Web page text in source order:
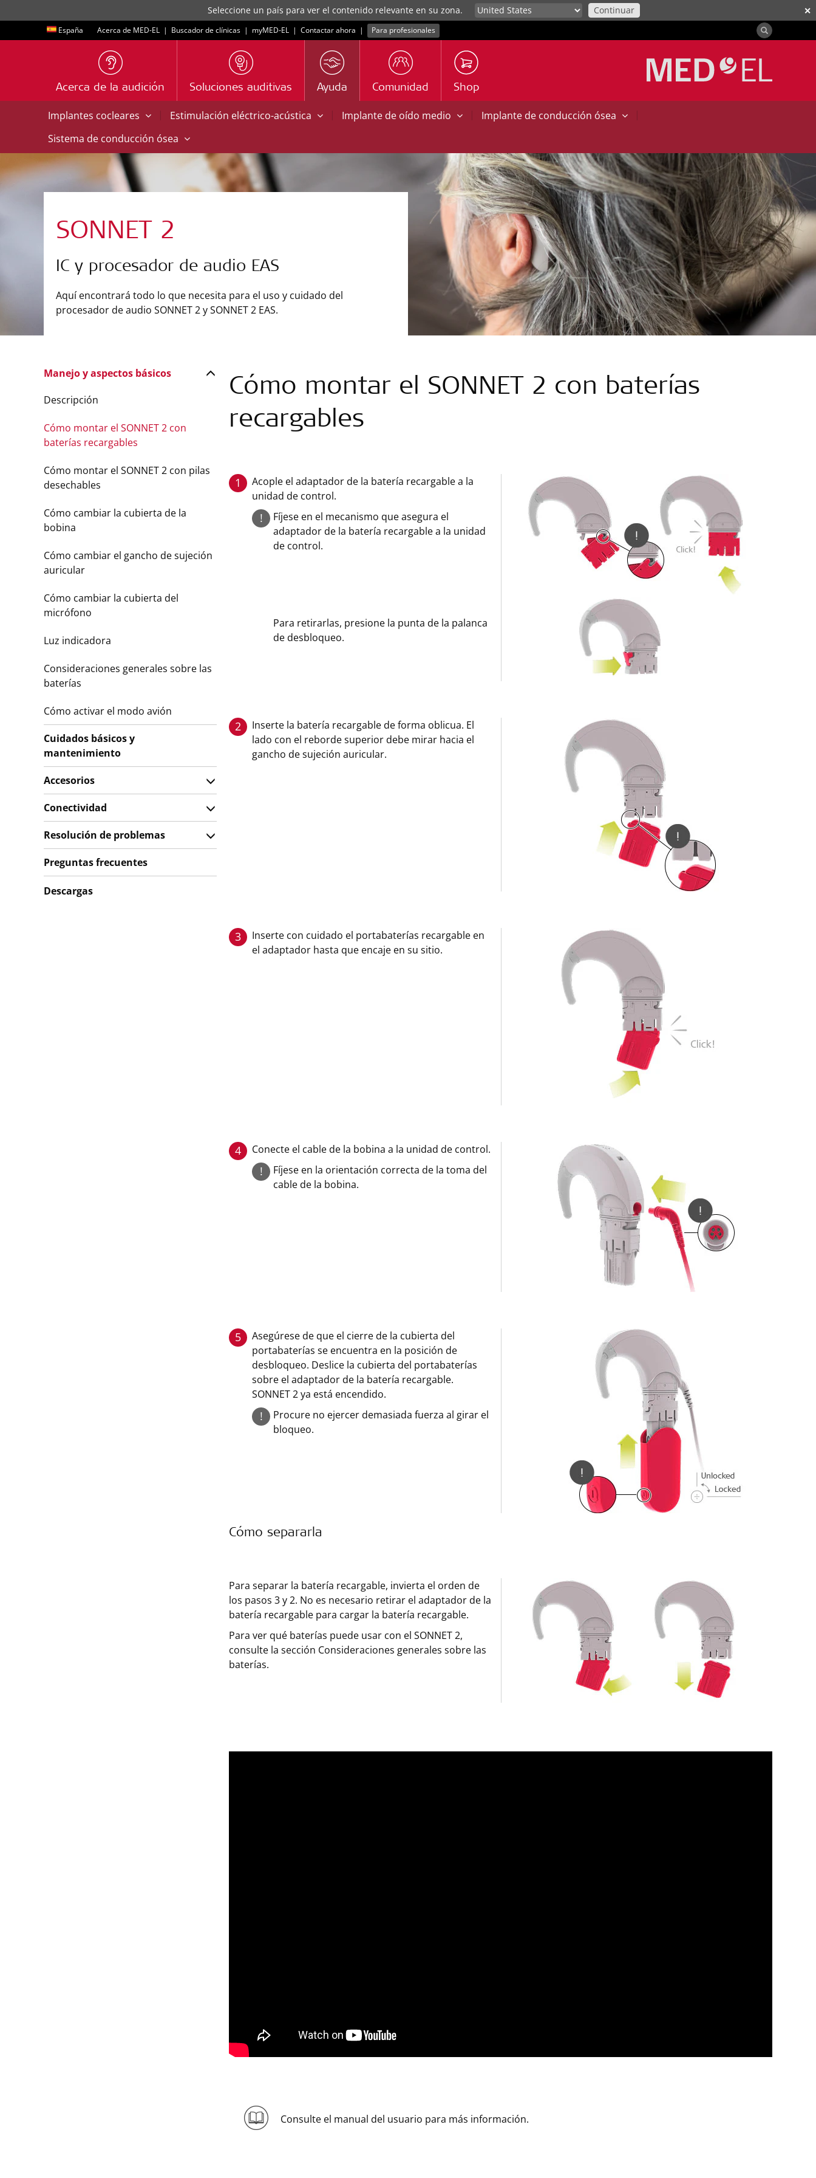
✕
Seleccione un país para ver el contenido relevante en su zona. Continuar
España Acerca de MED-EL | Buscador de clínicas | myMED‑EL | Contactar ahora | Para profesionales
Acerca de la audición Soluciones auditivas Ayuda Comunidad Shop
Implantes cocleares | Estimulación eléctrico-acústica | Implante de oído medio | Implante de conducción ósea
|
Sistema de conducción ósea
SONNET 2
IC y procesador de audio EAS
Aquí encontrará todo lo que necesita para el uso y cuidado del
procesador de audio SONNET 2 y SONNET 2 EAS.
Cómo montar el SONNET 2 con baterías
recargables
1
Acople el adaptador de la batería recargable a la
unidad de control.
!
Fíjese en el mecanismo que asegura el
adaptador de la batería recargable a la unidad
de control.
Para retirarlas, presione la punta de la palanca
de desbloqueo.
2
Inserte la batería recargable de forma oblicua. El
lado con el reborde superior debe mirar hacia el
gancho de sujeción auricular.
3
Inserte con cuidado el portabaterías recargable en
el adaptador hasta que encaje en su sitio.
4 Conecte el cable de la bobina a la unidad de control.
!
Fíjese en la orientación correcta de la toma del
cable de la bobina.
5
Asegúrese de que el cierre de la cubierta del
portabaterías se encuentra en la posición de
desbloqueo. Deslice la cubierta del portabaterías
sobre el adaptador de la batería recargable.
SONNET 2 ya está encendido.
!
Procure no ejercer demasiada fuerza al girar el
bloqueo.
Cómo separarla
Para separar la batería recargable, invierta el orden de
los pasos 3 y 2. No es necesario retirar el adaptador de la
batería recargable para cargar la batería recargable.
Para ver qué baterías puede usar con el SONNET 2,
consulte la sección Consideraciones generales sobre las
baterías.
Consulte el manual del usuario para más información.
Manejo y aspectos básicos
Descripción
Cómo montar el SONNET 2 con
baterías recargables
Cómo montar el SONNET 2 con pilas
desechables
Cómo cambiar la cubierta de la
bobina
Cómo cambiar el gancho de sujeción
auricular
Cómo cambiar la cubierta del
micrófono
Luz indicadora
Consideraciones generales sobre las
baterías
Cómo activar el modo avión
Cuidados básicos y
mantenimiento
Accesorios
Conectividad
Resolución de problemas
Preguntas frecuentes
Descargas